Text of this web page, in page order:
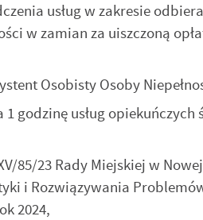
usług w zakresie
w zamian za uiszczoną
Osobisty Osoby
usług opiekuńczych
85/23 Rady Miejskiej w
i Rozwiązywania
2024,